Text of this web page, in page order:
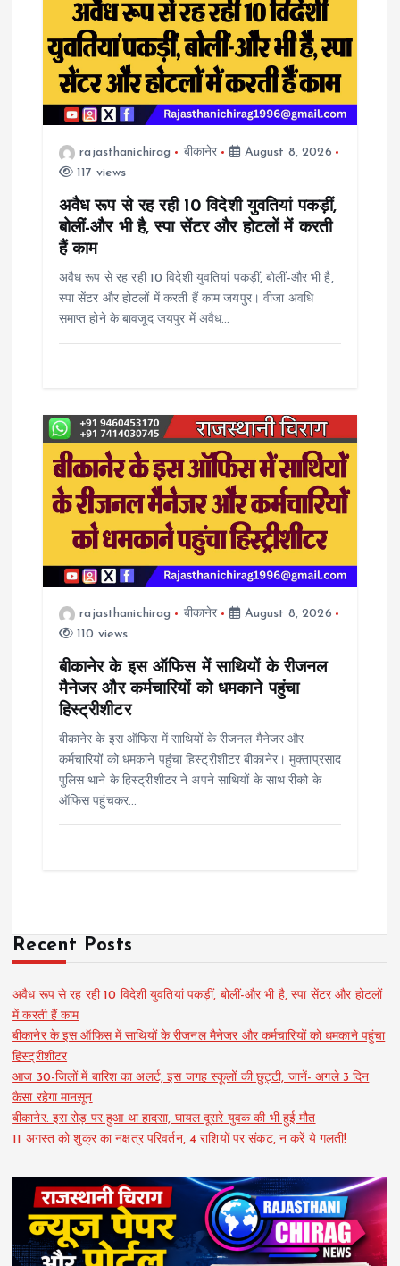
a
rajasthanichirag बीकानेर
August 8, 2026
117 views
अवैध रूप से रह रही 10 विदेशी युवतियां पकड़ीं,
बोलीं-और भी है, स्पा सेंटर और होटलों में करती
हैं काम
अवैध रूप से रह रही 10 विदेशी युवतियां पकड़ीं, बोलीं-और भी है,
स्पा सेंटर और होटलों में करती हैं काम जयपुर। वीजा अवधि
समाप्त होने के बावजूद जयपुर में अवैध…
rajasthanichirag बीकानेर
August 8, 2026
110 views
बीकानेर के इस ऑफिस में साथियों के रीजनल
मैनेजर और कर्मचारियों को धमकाने पहुंचा
हिस्ट्रीशीटर
बीकानेर के इस ऑफिस में साथियों के रीजनल मैनेजर और
कर्मचारियों को धमकाने पहुंचा हिस्ट्रीशीटर बीकानेर। मुक्ताप्रसाद
पुलिस थाने के हिस्ट्रीशीटर ने अपने साथियों के साथ रीको के
ऑफिस पहुंचकर…
Recent Posts
अवैध रूप से रह रही 10 विदेशी युवतियां पकड़ीं, बोलीं-और भी है, स्पा सेंटर और होटलों
में करती हैं काम
बीकानेर के इस ऑफिस में साथियों के रीजनल मैनेजर और कर्मचारियों को धमकाने पहुंचा
हिस्ट्रीशीटर
आज 30-जिलों में बारिश का अलर्ट, इस जगह स्कूलों की छुट्टी, जानें- अगले 3 दिन
कैसा रहेगा मानसून
बीकानेर: इस रोड़ पर हुआ था हादसा, घायल दूसरे युवक की भी हुई मौत
11 अगस्त को शुक्र का नक्षत्र परिवर्तन, 4 राशियों पर संकट, न करें ये गलती!